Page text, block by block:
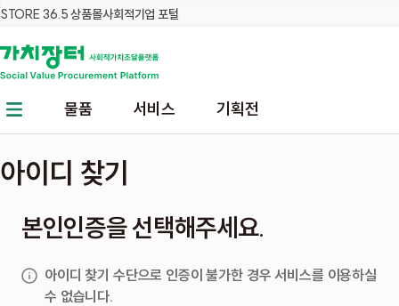
본문 바로가기 주메뉴 바로가기
STORE 36.5 상품몰사회적기업 포털
물품 서비스 기획전
아이디 찾기
본인인증을 선택해주세요.
아이디 찾기 수단으로 인증이 불가한 경우 서비스를 이용하실
수 없습니다.